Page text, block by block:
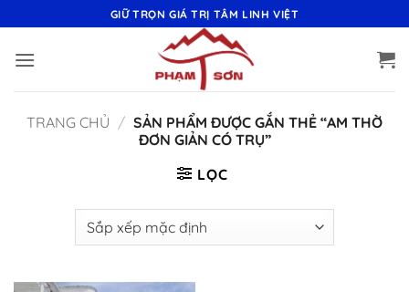
qua
nội
GIỮ TRỌN GIÁ TRỊ TÂM LINH VIỆT
TRANG CHỦ / SẢN PHẨM ĐƯỢC GẮN THẺ “AM THỜ
ĐƠN GIẢN CÓ TRỤ”
LỌC